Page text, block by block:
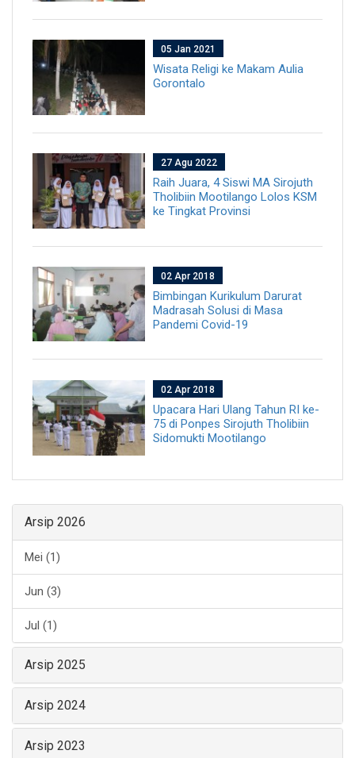
05 Jan 2021
Wisata Religi ke Makam Aulia
Gorontalo
27 Agu 2022
Raih Juara, 4 Siswi MA Sirojuth
Tholibiin Mootilango Lolos KSM
ke Tingkat Provinsi
02 Apr 2018
Bimbingan Kurikulum Darurat
Madrasah Solusi di Masa
Pandemi Covid-19
02 Apr 2018
Upacara Hari Ulang Tahun RI ke-
75 di Ponpes Sirojuth Tholibiin
Sidomukti Mootilango
Arsip 2026
Mei (1)
Jun (3)
Jul (1)
Arsip 2025
Arsip 2024
Arsip 2023